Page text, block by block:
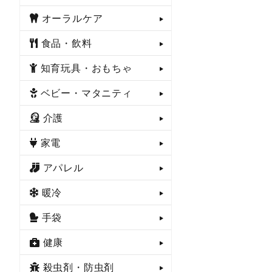
オーラルケア
食品・飲料
知育玩具・おもちゃ
ベビー・マタニティ
介護
家電
アパレル
暖冷
手袋
健康
殺虫剤・防虫剤